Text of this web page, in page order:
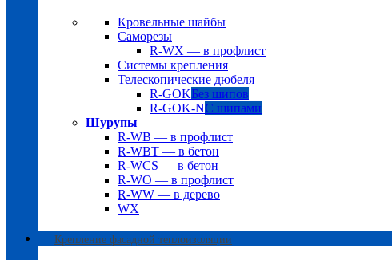
Кровельные шайбы
Саморезы
R-WX — в профлист
Системы крепления
Телескопические дюбеля
R-GOKБез шипов
R-GOK-NС шипами
Шурупы
R-WB — в профлист
R-WBT — в бетон
R-WCS — в бетон
R-WO — в профлист
R-WW — в дерево
WX
Крепление фасадной теплоизоляции